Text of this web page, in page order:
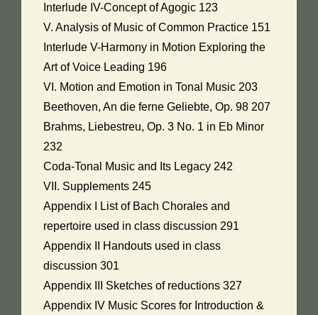
Interlude IV-Concept of Agogic 123
V. Analysis of Music of Common Practice 151
Interlude V-Harmony in Motion Exploring the
Art of Voice Leading 196
VI. Motion and Emotion in Tonal Music 203
Beethoven, An die ferne Geliebte, Op. 98 207
Brahms, Liebestreu, Op. 3 No. 1 in Eb Minor
232
Coda-Tonal Music and Its Legacy 242
VII. Supplements 245
Appendix I List of Bach Chorales and
repertoire used in class discussion 291
Appendix II Handouts used in class
discussion 301
Appendix III Sketches of reductions 327
Appendix IV Music Scores for Introduction &